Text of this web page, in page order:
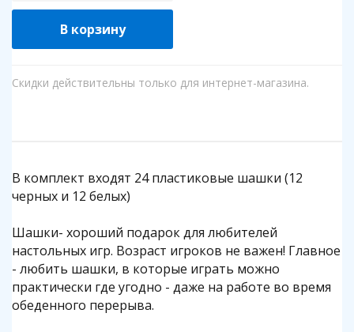
В корзину
Скидки действительны только для интернет-магазина.
В комплект входят 24 пластиковые шашки (12
черных и 12 белых)
Шашки- хороший подарок для любителей
настольных игр. Возраст игроков не важен! Главное
- любить шашки, в которые играть можно
практически где угодно - даже на работе во время
обеденного перерыва.